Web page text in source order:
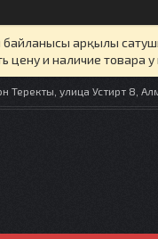
байланысы арқылы
цену и наличие
Теректы, улица Устирт 8,